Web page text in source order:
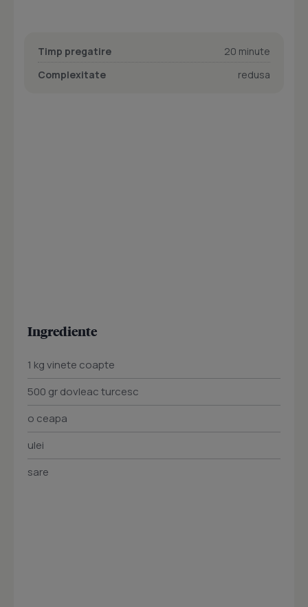
Timp pregatire
20 minute
Complexitate
redusa
Ingrediente
1 kg vinete coapte
500 gr dovleac turcesc
o ceapa
ulei
sare